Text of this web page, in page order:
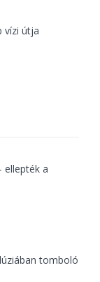
vízi útja
ellepték a
tomboló